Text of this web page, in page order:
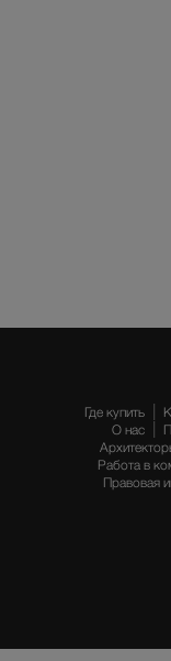
Где купить
О нас
Работа в
Правовая